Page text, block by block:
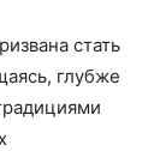
стать
глубже